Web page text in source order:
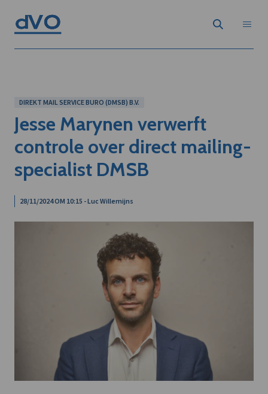
DIREKT MAIL SERVICE BURO (DMSB) B.V.
Jesse Marynen verwerft
controle over direct mailing-
specialist DMSB
28/11/2024 OM 10:15 - Luc Willemijns